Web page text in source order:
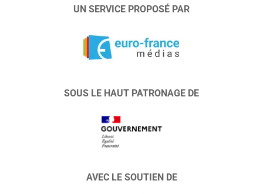
UN SERVICE PROPOSÉ PAR
SOUS LE HAUT PATRONAGE DE
AVEC LE SOUTIEN DE